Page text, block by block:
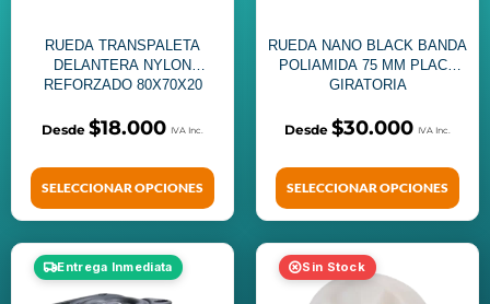
RUEDA TRANSPALETA
DELANTERA NYLON
REFORZADO 80X70X20
$18.000
SELECCIONAR OPCIONES
RUEDA NANO BLACK BANDA
POLIAMIDA 75 MM PLACA
GIRATORIA
$30.000
SELECCIONAR OPCIONES
Entrega Inmediata Sin Stock